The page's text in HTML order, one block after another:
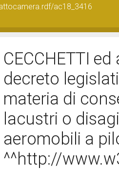
ac18_3416
CECCHETTI
decreto
materia di
lacustri o
aeromobili a
^^http://